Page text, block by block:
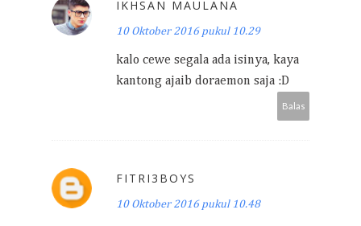
IKHSAN MAULANA
10 Oktober 2016 pukul 10.29
kalo cewe segala ada isinya, kaya
kantong ajaib doraemon saja :D
Balas
FITRI3BOYS
10 Oktober 2016 pukul 10.48